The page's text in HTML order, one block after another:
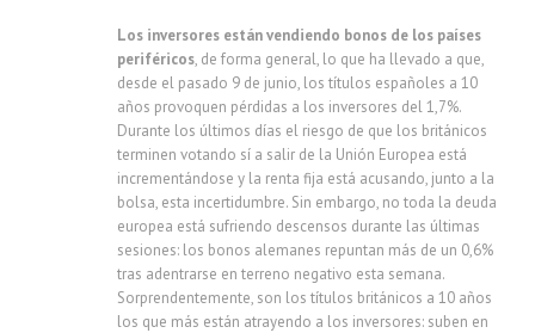
Los inversores están vendiendo bonos de los países
periféricos, de forma general, lo que ha llevado a que,
desde el pasado 9 de junio, los títulos españoles a 10
años provoquen pérdidas a los inversores del 1,7%.
Durante los últimos días el riesgo de que los británicos
terminen votando sí a salir de la Unión Europea está
incrementándose y la renta fija está acusando, junto a la
bolsa, esta incertidumbre. Sin embargo, no toda la deuda
europea está sufriendo descensos durante las últimas
sesiones: los bonos alemanes repuntan más de un 0,6%
tras adentrarse en terreno negativo esta semana.
Sorprendentemente, son los títulos británicos a 10 años
los que más están atrayendo a los inversores: suben en